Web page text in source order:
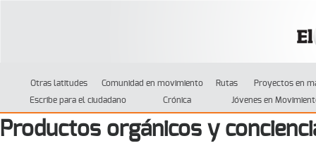
Otras latitudes Comunidad en movimiento Rutas
Proyectos en
Escribe para el ciudadano
Crónica Jóvenes en
Productos orgánicos y